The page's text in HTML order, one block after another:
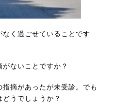
く過ごせていることです
ないことですか？
摘があったが未受診。でも
うでしょうか？